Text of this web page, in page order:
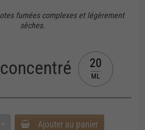
fumées complexes et légèrement
sèches.
20
ML
Ajouter au panier